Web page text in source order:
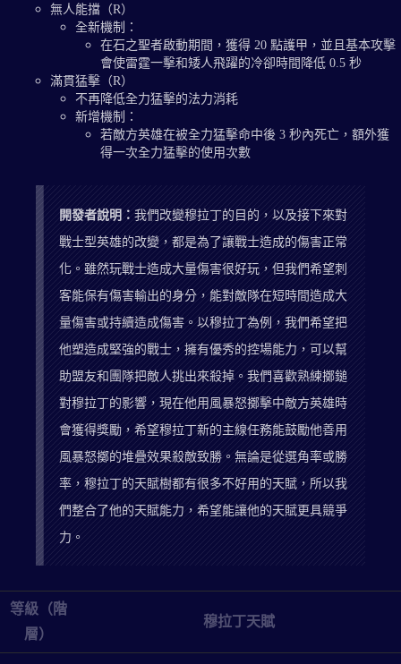
無人能擋（R）
全新機制：
在石之聖者啟動期間，獲得 20 點護甲，並且基本攻擊
會使雷霆一擊和矮人飛躍的冷卻時間降低 0.5 秒
滿貫猛擊（R）
不再降低全力猛擊的法力消耗
新增機制：
若敵方英雄在被全力猛擊命中後 3 秒內死亡，額外獲
得一次全力猛擊的使用次數
開發者說明：我們改變穆拉丁的目的，以及接下來對
戰士型英雄的改變，都是為了讓戰士造成的傷害正常
化。雖然玩戰士造成大量傷害很好玩，但我們希望刺
客能保有傷害輸出的身分，能對敵隊在短時間造成大
量傷害或持續造成傷害。以穆拉丁為例，我們希望把
他塑造成堅強的戰士，擁有優秀的控場能力，可以幫
助盟友和團隊把敵人挑出來殺掉。我們喜歡熟練擲鎚
對穆拉丁的影響，現在他用風暴怒擲擊中敵方英雄時
會獲得獎勵，希望穆拉丁新的主線任務能鼓勵他善用
風暴怒擲的堆疊效果殺敵致勝。無論是從選角率或勝
率，穆拉丁的天賦樹都有很多不好用的天賦，所以我
們整合了他的天賦能力，希望能讓他的天賦更具競爭
力。
等級（階
層）
穆拉丁天賦